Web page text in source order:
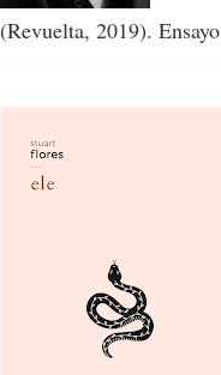
(Revuelta, 2019). Ensayo